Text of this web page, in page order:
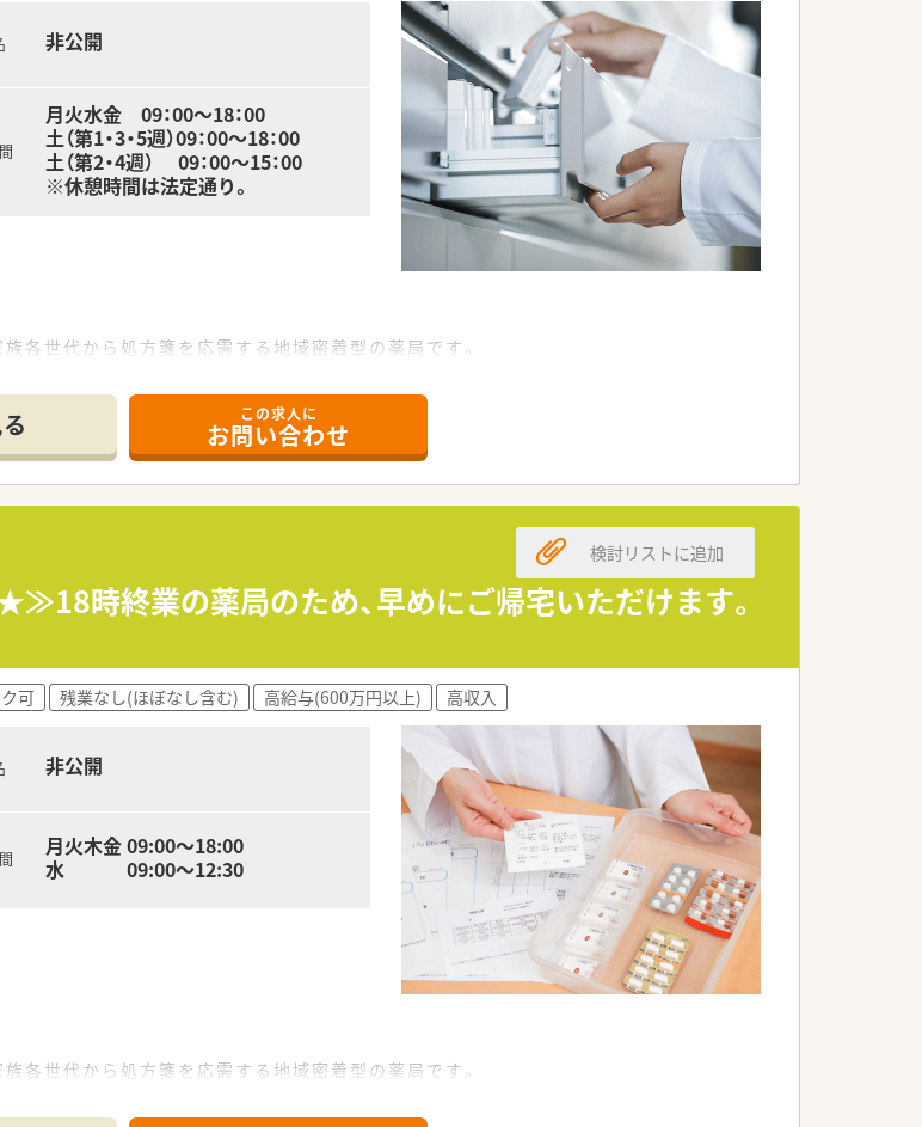
非公開
月火水金 09：00～18：00
土（第1・3・5週）09：00～18：00
土（第2・4週） 09：00～15：00
※休憩時間は法定通り。
各世代から処方箋を応需する地域密着型の薬局です。
配もございません。
この求人に
お問い合わせ
時終業の薬局のため、早めにご帰宅いただけます。
検討リストに追加
可 残業なし(ほぼなし含む) 高給与(600万円以上) 高収入
非公開
月火木金 09:00～18:00
水 09:00～12:30
各世代から処方箋を応需する地域密着型の薬局です。
配もございません。